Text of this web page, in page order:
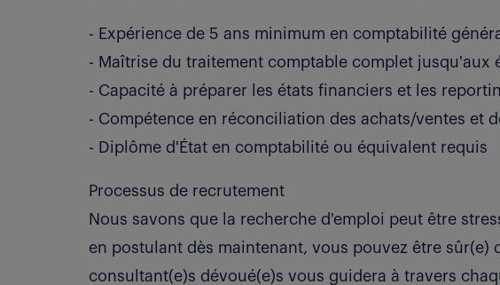
- Expérience de 5 ans minimum en comptabilité
- Maîtrise du traitement comptable complet jusqu'aux
- Capacité à préparer les états financiers et les
- Compétence en réconciliation des achats/ventes et
- Diplôme d'État en comptabilité ou équivalent requis
Processus de recrutement
Nous savons que la recherche d'emploi peut être
en postulant dès maintenant, vous pouvez être sûr(e)
consultant(e)s dévoué(e)s vous guidera à travers